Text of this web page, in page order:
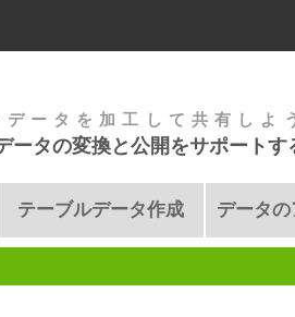
データを加工して共有しよ
ータの変換と公開をサポートす
テーブルデータ作成 データ